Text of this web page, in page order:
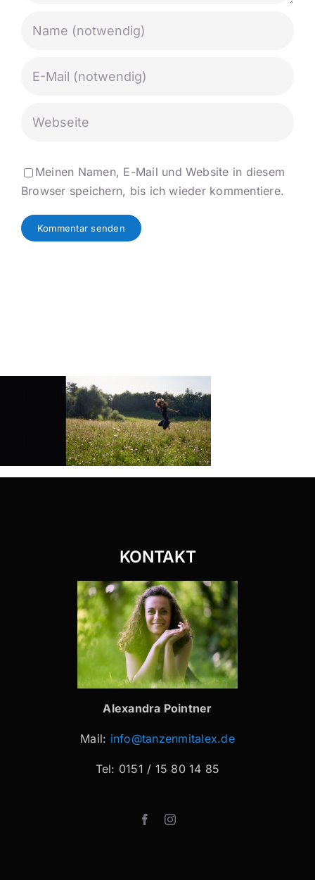
Meinen Namen, E-Mail und Website in diesem
Browser speichern, bis ich wieder kommentiere.
KONTAKT
Alexandra Pointner
Mail: info@tanzenmitalex.de
Tel: 0151 / 15 80 14 85